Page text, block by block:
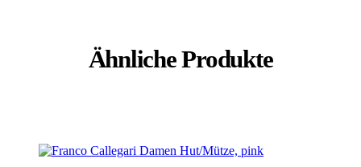
Ähnliche Produkte